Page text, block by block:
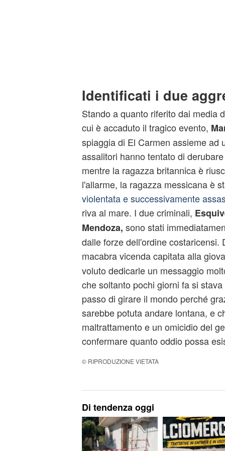
Identificati i due
Stando a quanto riferito dai media
cui è accaduto il tragico evento,
spiaggia di El Carmen assieme ad
assalitori hanno tentato di
mentre la ragazza britannica è
l'allarme, la ragazza messicana è
violentata e successivamente
riva al mare. I due criminali,
Mendoza, sono stati
dalle forze dell'ordine costaricensi.
macabra vicenda capitata alla
voluto dedicarle un messaggio
che soltanto pochi giorni fa si
passo di girare il mondo perché
sarebbe potuta andare lontana, e
maltrattamento e un omicidio del
confermare quanto oddio possa
© RIPRODUZIONE VIETATA
Di tendenza oggi